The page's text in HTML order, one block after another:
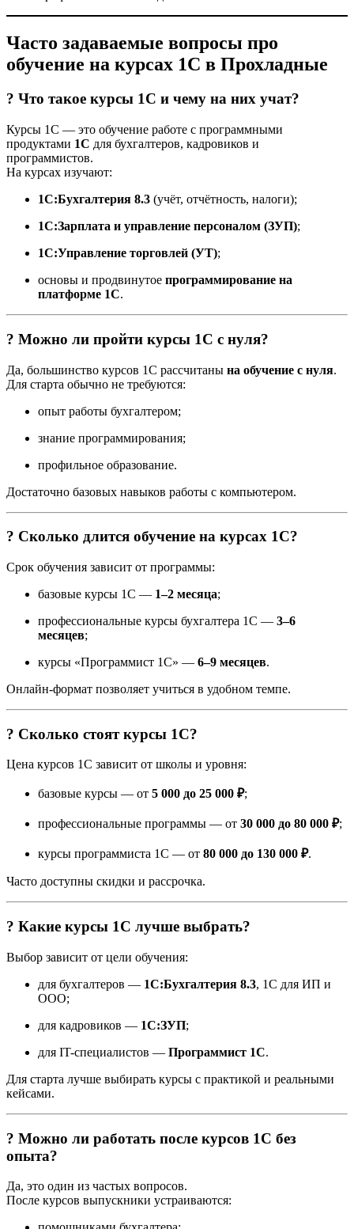
Часто задаваемые вопросы про
обучение на курсах 1С в Прохладные
? Что такое курсы 1С и чему на них учат?
Курсы 1С — это обучение работе с программными
продуктами 1С для бухгалтеров, кадровиков и
программистов.
На курсах изучают:
1С:Бухгалтерия 8.3 (учёт, отчётность, налоги);
1С:Зарплата и управление персоналом (ЗУП);
1С:Управление торговлей (УТ);
основы и продвинутое программирование на
платформе 1С.
? Можно ли пройти курсы 1С с нуля?
Да, большинство курсов 1С рассчитаны на обучение с нуля.
Для старта обычно не требуются:
опыт работы бухгалтером;
знание программирования;
профильное образование.
Достаточно базовых навыков работы с компьютером.
? Сколько длится обучение на курсах 1С?
Срок обучения зависит от программы:
базовые курсы 1С — 1–2 месяца;
профессиональные курсы бухгалтера 1С — 3–6
месяцев;
курсы «Программист 1С» — 6–9 месяцев.
Онлайн-формат позволяет учиться в удобном темпе.
? Сколько стоят курсы 1С?
Цена курсов 1С зависит от школы и уровня:
базовые курсы — от 5 000 до 25 000 ₽;
профессиональные программы — от 30 000 до 80 000 ₽;
курсы программиста 1С — от 80 000 до 130 000 ₽.
Часто доступны скидки и рассрочка.
? Какие курсы 1С лучше выбрать?
Выбор зависит от цели обучения:
для бухгалтеров — 1С:Бухгалтерия 8.3, 1С для ИП и
ООО;
для кадровиков — 1С:ЗУП;
для IT-специалистов — Программист 1С.
Для старта лучше выбирать курсы с практикой и реальными
кейсами.
? Можно ли работать после курсов 1С без
опыта?
Да, это один из частых вопросов.
После курсов выпускники устраиваются: